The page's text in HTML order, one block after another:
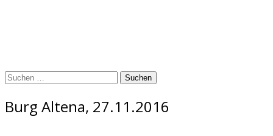
Suchen
Burg Altena, 27.11.2016